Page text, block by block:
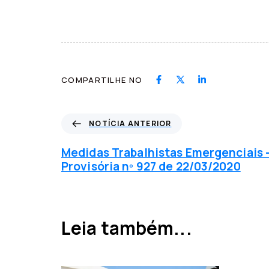
COMPARTILHE NO
t
í
c
n
NOTÍCIA ANTERIOR
Medidas Trabalhistas Emergenciais
Provisória nº 927 de 22/03/2020
Leia também...